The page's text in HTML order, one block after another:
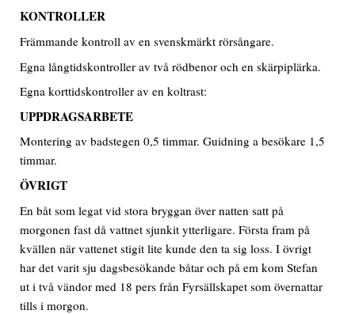
KONTROLLER
Främmande kontroll av en svenskmärkt rörsångare.
Egna långtidskontroller av två rödbenor och en skärpiplärka.
Egna korttidskontroller av en koltrast:
UPPDRAGSARBETE
Montering av badstegen 0,5 timmar. Guidning a besökare 1,5
timmar.
ÖVRIGT
En båt som legat vid stora bryggan över natten satt på
morgonen fast då vattnet sjunkit ytterligare. Första fram på
kvällen när vattenet stigit lite kunde den ta sig loss. I övrigt
har det varit sju dagsbesökande båtar och på em kom Stefan
ut i två vändor med 18 pers från Fyrsällskapet som övernattar
tills i morgon.